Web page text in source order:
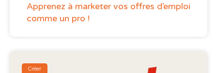
Apprenez à marketer vos offres d’emploi
comme un pro !
Créer